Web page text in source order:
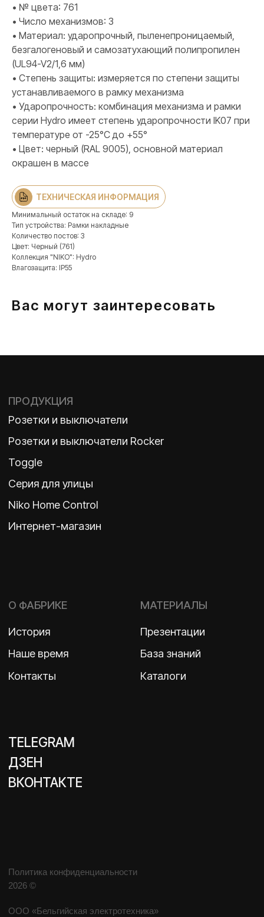
• № цвета: 761
• Число механизмов: 3
• Материал: ударопрочный, пыленепроницаемый,
безгалогеновый и самозатухающий полипропилен
(UL94-V2/1,6 мм)
• Степень защиты: измеряется по степени защиты
устанавливаемого в рамку механизма
• Ударопрочность: комбинация механизма и рамки
серии Hydro имеет степень ударопрочности IK07 при
температуре от -25°C до +55°
• Цвет: черный (RAL 9005), основной материал
окрашен в массе
ТЕХНИЧЕСКАЯ ИНФОРМАЦИЯ
Минимальный остаток на складе: 9
Тип устройства: Рамки накладные
Количество постов: 3
Цвет: Черный (761)
Коллекция "NIKO": Hydro
Влагозащита: IP55
Вас могут заинтересовать
Политика конфиденциальности
ПРОДУКЦИЯ
Розетки и выключатели
Розетки и выключатели Rocker
Toggle
Серия для улицы
Niko Home Control
Интернет-магазин
TELEGRAM
ВКОНТАКТЕ